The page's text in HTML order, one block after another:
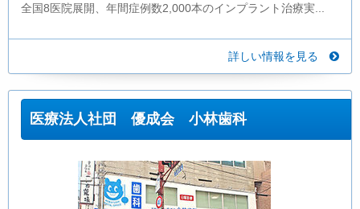
全国8医院展開、年間症例数2,000本のインプラント治療実...
詳しい情報を見る
医療法人社団 優成会 小林歯科